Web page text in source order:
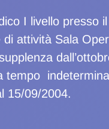
I livello
attività Sala
tempo
15/09/2004.